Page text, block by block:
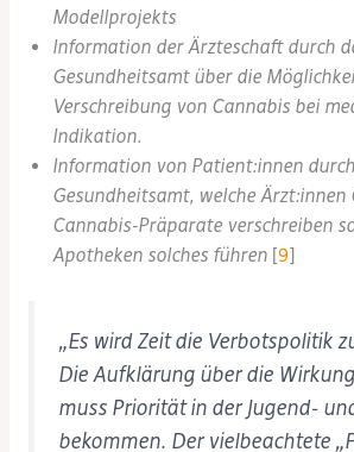
Modellprojekts
Information der Ärzteschaft durch
Gesundheitsamt über die
Verschreibung von Cannabis bei
Indikation.
Information von Patient:innen
Gesundheitsamt, welche Ärzt:innen
Cannabis-Präparate verschreiben
Apotheken solches führen[9]
„Es wird Zeit die Verbotspolitik
Die Aufklärung über die
muss Priorität in der Jugend-
bekommen. Der vielbeachtete